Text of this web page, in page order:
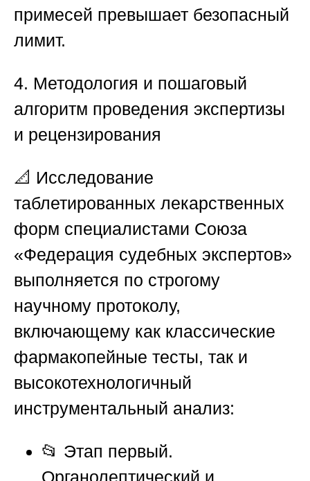
примесей превышает безопасный
лимит.
4. Методология и пошаговый
алгоритм проведения экспертизы
и рецензирования
📐 Исследование
таблетированных лекарственных
форм специалистами Союза
«Федерация судебных экспертов»
выполняется по строгому
научному протоколу,
включающему как классические
фармакопейные тесты, так и
высокотехнологичный
инструментальный анализ:
📂 Этап первый.